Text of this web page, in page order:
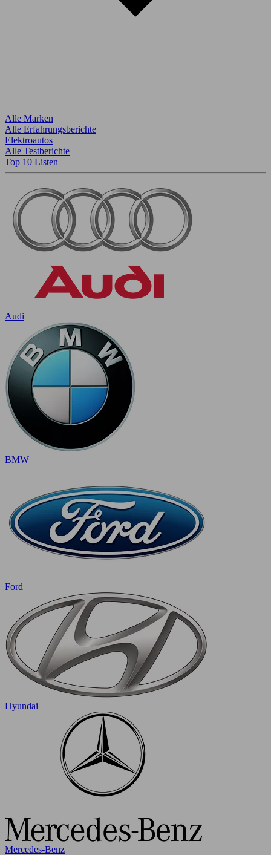
Alle Marken
Alle Erfahrungsberichte
Elektroautos
Alle Testberichte
Top 10 Listen
Audi
BMW
Ford
Hyundai
Mercedes-Benz